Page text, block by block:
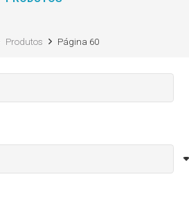
Produtos Página 60